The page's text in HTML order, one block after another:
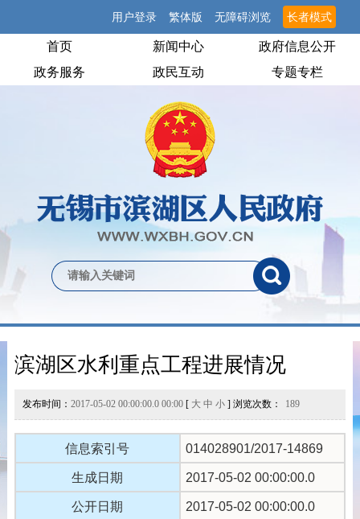
用户登录 繁体版 无障碍浏览 长者模式
首页 新闻中心
政府信息公开
政务服务
政民互动 专题专栏
滨湖区水利重点工程进展情况
发布时间： 2017-05-02 00:00:00.0 00:00[ 大 中 小] 浏览次数： 189
信息索引号 014028901/2017-14869
生成日期 2017-05-02 00:00:00.0
公开日期 2017-05-02 00:00:00.0